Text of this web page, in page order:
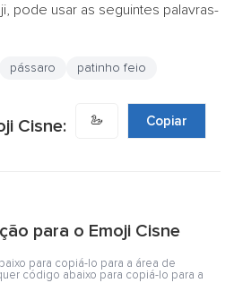
pode usar as seguintes palavras-
pássaro patinho feio
Cisne: 🦢 Copiar
para o Emoji Cisne
para copiá-lo para a área de
código abaixo para copiá-lo para a